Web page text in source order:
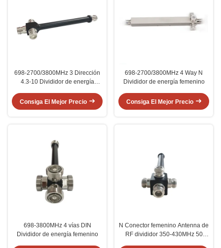
698-2700/3800MHz 3 Dirección
4.3-10 Divididor de energía
Consiga El Mejor Precio
698-2700/3800MHz 4 Way N
Divididor de energía femenino
Consiga El Mejor Precio
698-3800MHz 4 vías DIN
Divididor de energía femenino
N Conector femenino Antenna de
RF divididor 350-430MHz 50